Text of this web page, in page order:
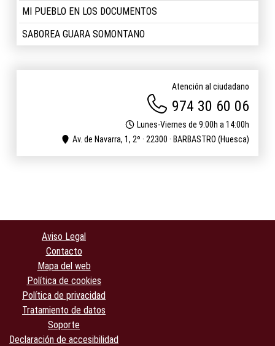
MI PUEBLO EN LOS DOCUMENTOS
SABOREA GUARA SOMONTANO
Atención al ciudadano
974 30 60 06
Lunes-Viernes de 9:00h a 14:00h
Av. de Navarra, 1, 2º · 22300 · BARBASTRO (Huesca)
Aviso Legal
Contacto
Mapa del web
Política de cookies
Política de privacidad
Tratamiento de datos
Soporte
Declaración de accesibilidad